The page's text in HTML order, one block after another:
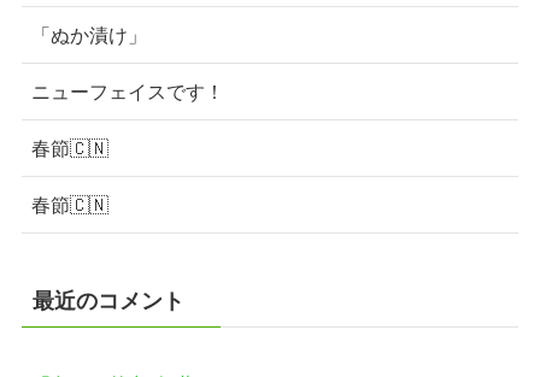
「ぬか漬け」
ニューフェイスです！
春節🇨🇳
春節🇨🇳
最近のコメント